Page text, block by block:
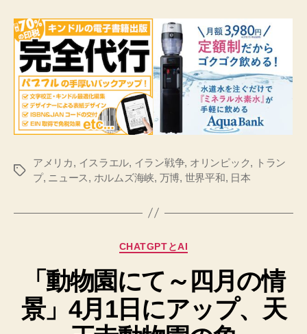
タ
アメリカ, イスラエル, イラン戦争, オリンピック, トラン
プ, ニュース, ホルムズ海峡, 万博, 世界平和, 日本
カ
ゴ
リ
ー
CHATGPTとAI
「動物園にて～四月の情
景」4月1日にアップ、天